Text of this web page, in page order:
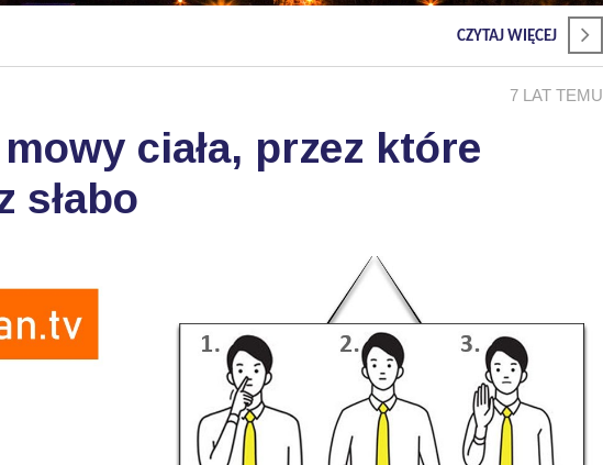
CZYTAJ WIĘCEJ
7 LAT TEMU
ciała, przez które
słabo